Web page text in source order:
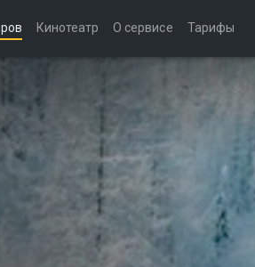
Кинотеатр О сервисе Тарифы